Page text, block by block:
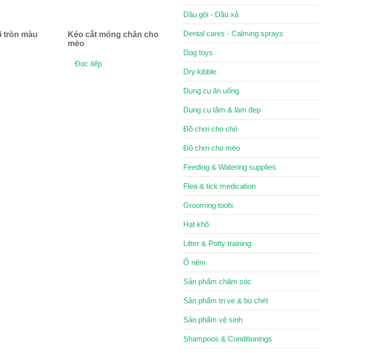
tròn màu
Kéo cắt móng chân cho
mèo
Đọc tiếp
Dầu gội - Dầu xả
Dental cares - Calming sprays
Dog toys
Dry kibble
Dụng cụ ăn uống
Dụng cụ tắm & làm đẹp
Đồ chơi cho chó
Đồ chơi cho mèo
Feeding & Watering supplies
Flea & tick medication
Grooming tools
Hạt khô
Litter & Potty training
Ổ nệm
Sản phẩm chăm sóc
Sản phẩm trị ve & bọ chét
Sản phẩm vệ sinh
Shampoos & Conditionings